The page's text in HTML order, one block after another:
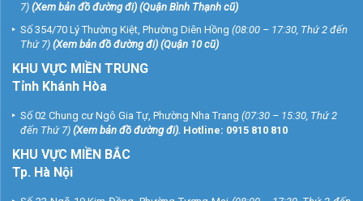
7) (Xem bản đồ đường đi) (Quận Bình Thạnh cũ)
Số 354/70 Lý Thường Kiệt, Phường Diên Hồng (08:00 – 17:30, Thứ 2 đến
Thứ 7) (Xem bản đồ đường đi) (Quận 10 cũ)
KHU VỰC MIỀN TRUNG
Tỉnh Khánh Hòa
Số 02 Chung cư Ngô Gia Tự, Phường Nha Trang (07:30 – 15:30, Thứ 2
đến Thứ 7) (Xem bản đồ đường đi). Hotline: 0915 810 810
KHU VỰC MIỀN BẮC
Tp. Hà Nội